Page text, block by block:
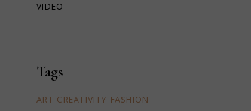
VIDEO
Tags
ART CREATIVITY FASHION